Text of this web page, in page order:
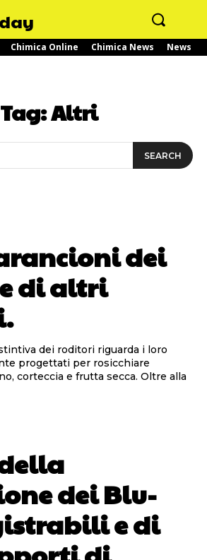
Chimica Online Chimica News News
Tag:Altri
SEARCH
dei
di altri
dei roditori riguarda i loro
progettati per rosicchiare
corteccia e frutta secca. Oltre alla
dei Blu-
e di